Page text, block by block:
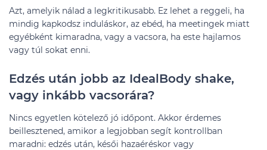
Azt, amelyik nálad a legkritikusabb. Ez lehet a reggeli, ha
mindig kapkodsz induláskor, az ebéd, ha meetingek miatt
egyébként kimaradna, vagy a vacsora, ha este hajlamos
vagy túl sokat enni.
Edzés után jobb az IdealBody shake,
vagy inkább vacsorára?
Nincs egyetlen kötelező jó időpont. Akkor érdemes
beillesztened, amikor a legjobban segít kontrollban
maradni: edzés után, késői hazaéréskor vagy